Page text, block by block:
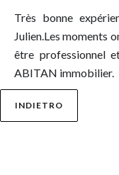
Très bonne
Julien.Les moments
être professionnel
ABITAN immobilier.
INDIETRO